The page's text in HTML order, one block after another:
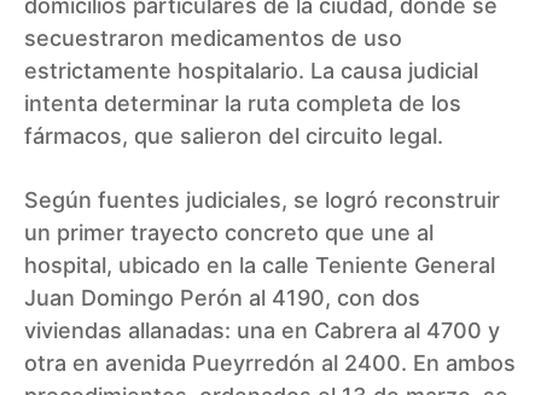
secuestraron medicamentos de uso
estrictamente hospitalario. La causa judicial
intenta determinar la ruta completa de los
fármacos, que salieron del circuito legal.
Según fuentes judiciales, se logró reconstruir
un primer trayecto concreto que une al
hospital, ubicado en la calle Teniente General
Juan Domingo Perón al 4190, con dos
viviendas allanadas: una en Cabrera al 4700 y
otra en avenida Pueyrredón al 2400. En ambos